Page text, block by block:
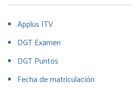
Applus ITV
DGT Examen
DGT Puntos
Fecha de matriculación